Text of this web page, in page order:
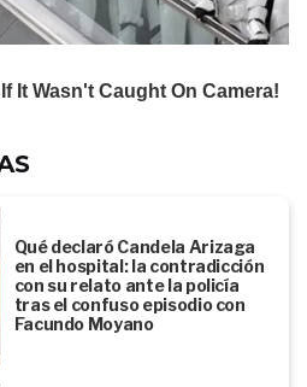
Qué declaró Candela Arizaga
en el hospital: la contradicción
con su relato ante la policía
tras el confuso episodio con
Facundo Moyano